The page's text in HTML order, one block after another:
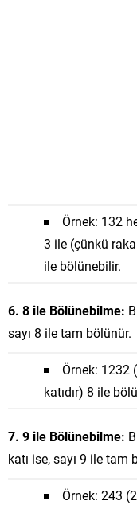
Örnek: 132
3 ile (çünkü
ile bölünebilir.
6. 8 ile Bölünebilme:
sayı 8 ile tam bölünür.
Örnek: 1232
katıdır) 8 ile
7. 9 ile Bölünebilme:
katı ise, sayı 9 ile tam
Örnek: 243